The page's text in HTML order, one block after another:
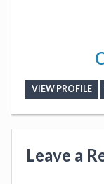
VIEW PROFILE
Leave a